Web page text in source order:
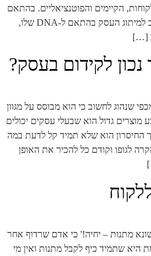
הקיימים והפוטנציאליים. בהתאם
מומלץ בחום להקדיש תשומת לב למיתוג העסק בהתאם ל-DNA שלו,
[…]
לקידום בעסק?
שנהוג לחשוב כי הוא מבוסס על מגוון
גדול הוא שבעלי עסקים יכולים
הוא שלא תמיד קל לדעת במה
לגופו וקודם כל להכיר את האופן
מתנות – יחיה!' כי אדם שרדוף אחר
היא שתמיד כיף לקבל מתנות ואין מי